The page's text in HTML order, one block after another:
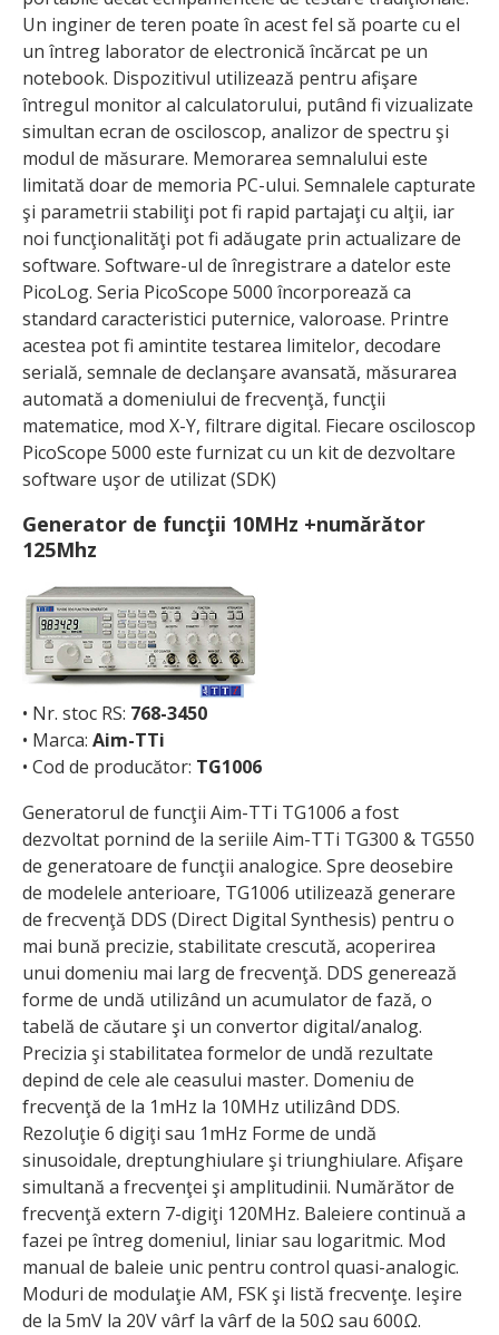
Un inginer de teren poate în acest fel să poarte cu el
un întreg laborator de electronică încărcat pe un
notebook. Dispozitivul utilizează pentru afişare
întregul monitor al calculatorului, putând fi vizualizate
simultan ecran de osciloscop, analizor de spectru şi
modul de măsurare. Memorarea semnalului este
limitată doar de memoria PC-ului. Semnalele capturate
şi parametrii stabiliţi pot fi rapid partajaţi cu alţii, iar
noi funcţionalităţi pot fi adăugate prin actualizare de
software. Software-ul de înregistrare a datelor este
PicoLog. Seria PicoScope 5000 încorporează ca
standard caracteristici puternice, valoroase. Printre
acestea pot fi amintite testarea limitelor, decodare
serială, semnale de declanşare avansată, măsurarea
automată a domeniului de frecvenţă, funcţii
matematice, mod X-Y, filtrare digital. Fiecare osciloscop
PicoScope 5000 este furnizat cu un kit de dezvoltare
software uşor de utilizat (SDK)
Generator de funcţii 10MHz +numărător
125Mhz
• Nr. stoc RS: 768-3450
• Marca: Aim-TTi
• Cod de producător: TG1006
Generatorul de funcţii Aim-TTi TG1006 a fost
dezvoltat pornind de la seriile Aim-TTi TG300 & TG550
de generatoare de funcţii analogice. Spre deosebire
de modelele anterioare, TG1006 utilizează generare
de frecvenţă DDS (Direct Digital Synthesis) pentru o
mai bună precizie, stabilitate crescută, acoperirea
unui domeniu mai larg de frecvenţă. DDS generează
forme de undă utilizând un acumulator de fază, o
tabelă de căutare şi un convertor digital/analog.
Precizia şi stabilitatea formelor de undă rezultate
depind de cele ale ceasului master. Domeniu de
frecvenţă de la 1mHz la 10MHz utili­zând DDS.
Rezoluţie 6 digiţi sau 1mHz Forme de undă
sinusoidale, dreptunghiulare şi triunghiulare. Afişare
simultană a frecvenţei şi amplitudinii. Numărător de
frecvenţă extern 7-digiţi 120MHz. Baleiere continuă a
fazei pe întreg domeniul, liniar sau logaritmic. Mod
manual de baleie unic pentru control quasi-analogic.
Moduri de modulaţie AM, FSK şi listă frecvenţe. Ieşire
de la 5mV la 20V vârf la vârf de la 50Ω sau 600Ω.